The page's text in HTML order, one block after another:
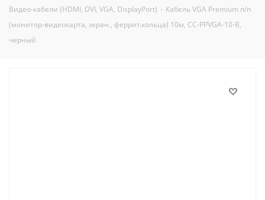
Видео-кабели (HDMI, DVI, VGA, DisplayPort) - Кабель VGA Premium п/п
(монитор-видеокарта, экран., феррит.кольца) 10м, CC-PPVGA-10-B,
черный